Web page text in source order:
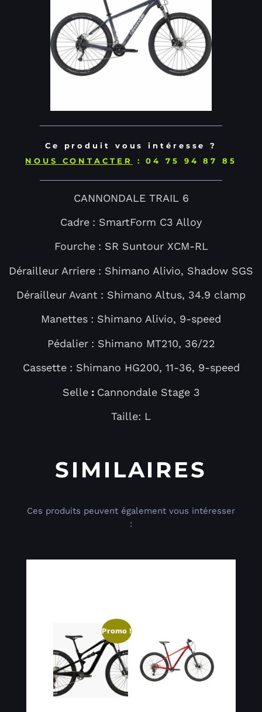
Ce produit vous intéresse ?
NOUS CONTACTER
: 04 75 94 87 85
CANNONDALE TRAIL 6
Cadre : SmartForm C3 Alloy
Fourche : SR Suntour XCM-RL
Dérailleur Arriere : Shimano Alivio, Shadow SGS
Dérailleur Avant : Shimano Altus, 34.9 clamp
Manettes : Shimano Alivio, 9-speed
Pédalier : Shimano MT210, 36/22
Cassette : Shimano HG200, 11-36, 9-speed
Selle: Cannondale Stage 3
Taille: L
SIMILAIRES
Ces produits peuvent également vous intéresser
:
Promo !